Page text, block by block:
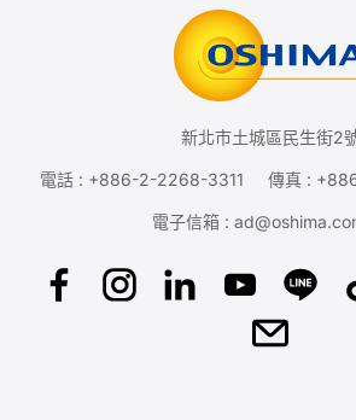
新北市土城區民生街2
電話 : +886-2-2268-3311 傳真 :
電子信箱 :